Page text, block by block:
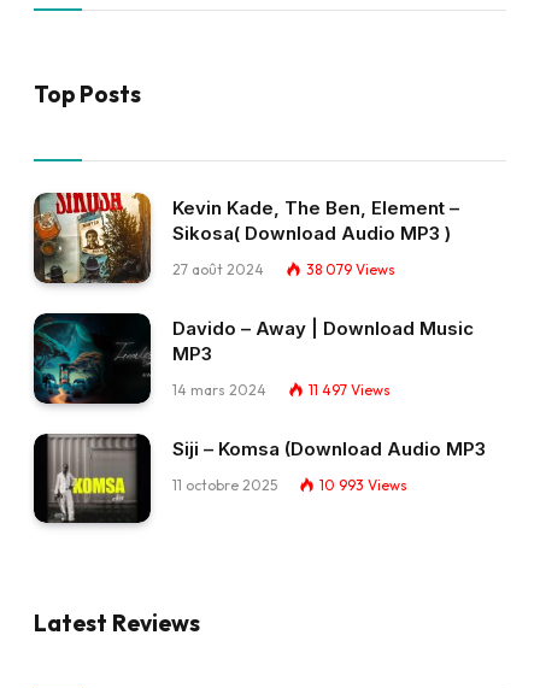
Top Posts
Kevin Kade, The Ben, Element –
Sikosa( Download Audio MP3 )
27 août 2024 38 079 Views
Davido – Away | Download Music
MP3
14 mars 2024 11 497 Views
Siji – Komsa (Download Audio MP3
11 octobre 2025 10 993 Views
Latest Reviews